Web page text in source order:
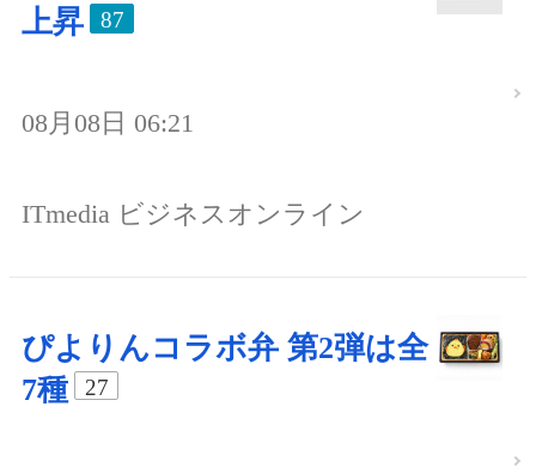
上昇
87
08月08日 06:21
ITmedia ビジネスオンライン
ぴよりんコラボ弁 第2弾は全
7種
27